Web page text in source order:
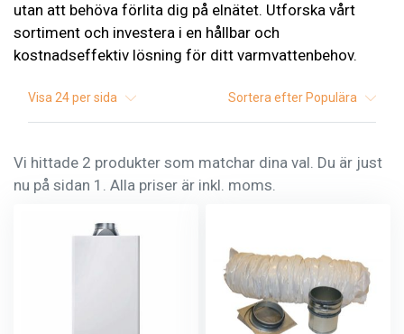
utan att behöva förlita dig på elnätet. Utforska vårt
sortiment och investera i en hållbar och
kostnadseffektiv lösning för ditt varmvattenbehov.
Visa24per sida Sortera efter Populära
Vi hittade 2 produkter som matchar dina val. Du är just
nu på sidan 1. Alla priser är inkl. moms.